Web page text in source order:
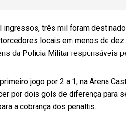
ingressos, três mil foram
locais em menos de
da Polícia Militar responsáveis
jogo por 2 a 1, na Arena
por dois gols de diferença para
a cobrança dos pênaltis.